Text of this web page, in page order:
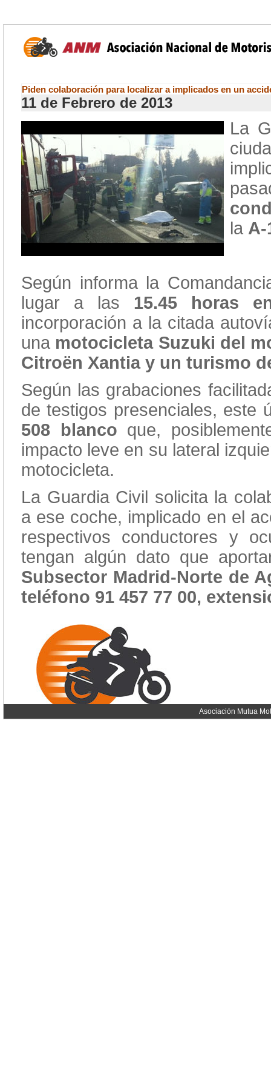
Piden colaboración para localizar a implicados en un
11 de Febrero de 2013
La
la A-
Según informa la
lugar a las 15.45 horas
incorporación a la citada
una motocicleta Suzuki del
Citroën Xantia y un turismo
Según las grabaciones
de testigos presenciales, este
508 blanco que,
impacto leve en su lateral
motocicleta.
La Guardia Civil solicita la
a ese coche, implicado en el
respectivos conductores y
tengan algún dato que
Subsector Madrid-Norte de
teléfono 91 457 77 00,
Asociación Mutua